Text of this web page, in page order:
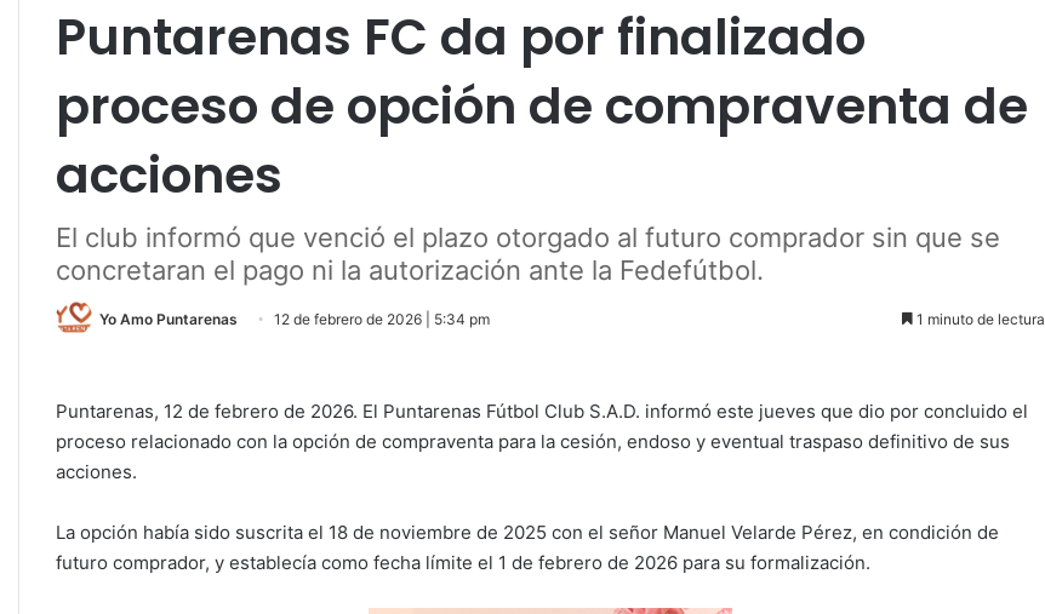
Puntarenas FC da por finalizado
proceso de opción de compraventa de
acciones
El club informó que venció el plazo otorgado al futuro comprador sin que se
concretaran el pago ni la autorización ante la Fedefútbol.
Yo Amo Puntarenas 12 de febrero de 2026 | 5:34 pm 1 minuto de lectura
Puntarenas, 12 de febrero de 2026. El Puntarenas Fútbol Club S.A.D. informó este jueves que dio por concluido el
proceso relacionado con la opción de compraventa para la cesión, endoso y eventual traspaso definitivo de sus
acciones.
La opción había sido suscrita el 18 de noviembre de 2025 con el señor Manuel Velarde Pérez, en condición de
futuro comprador, y establecía como fecha límite el 1 de febrero de 2026 para su formalización.